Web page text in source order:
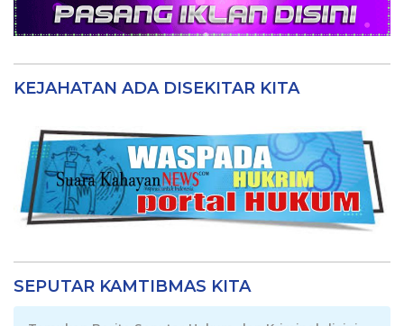
KEJAHATAN ADA DISEKITAR KITA
SEPUTAR KAMTIBMAS KITA